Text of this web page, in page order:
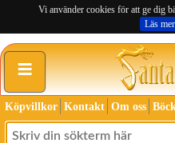
Vi använder cookies för att ge dig
Läs
≡
Köpvillkor Kontakt Om oss